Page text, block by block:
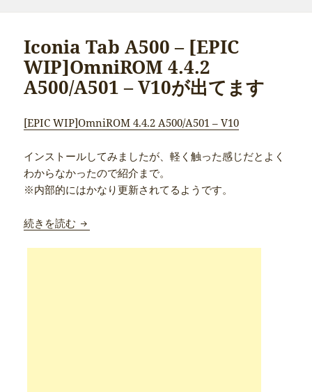
Iconia Tab A500 – [EPIC
WIP]OmniROM 4.4.2
A500/A501 – V10が出てます
[EPIC WIP]OmniROM 4.4.2 A500/A501 – V10
インストールしてみましたが、軽く触った感じだとよく
わからなかったので紹介まで。
※内部的にはかなり更新されてるようです。
続きを読む Iconia Tab A500 – [EPIC WIP]OmniROM 4.4.2